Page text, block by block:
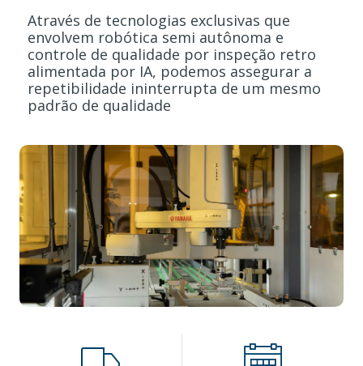
Através de tecnologias exclusivas que
envolvem robótica semi autônoma e
controle de qualidade por inspeção retro
alimentada por IA, podemos assegurar a
repetibilidade ininterrupta de um mesmo
padrão de qualidade